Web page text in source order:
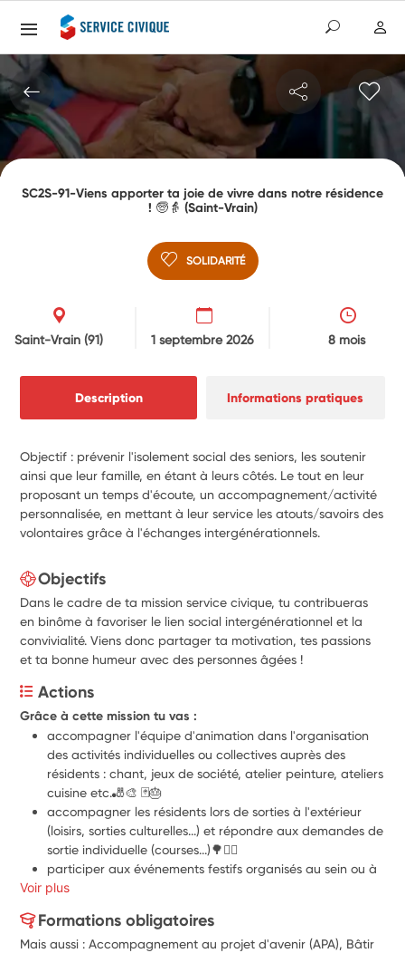
SC2S-91-Viens apporter ta joie de vivre dans notre résidence
! 🧓👵 (Saint-Vrain)
SOLIDARITÉ
Saint-Vrain (91) 1 septembre 2026 8 mois
Description Informations pratiques
Objectif : prévenir l'isolement social des seniors, les soutenir
ainsi que leur famille, en étant à leurs côtés. Le tout en leur
proposant un temps d'écoute, un accompagnement/activité
personnalisée, en mettant à leur service les atouts/savoirs des
volontaires grâce à l'échanges intergénérationnels.
Objectifs
Dans le cadre de ta mission service civique, tu contribueras
en binôme à favoriser le lien social intergénérationnel et la
convivialité. Viens donc partager ta motivation, tes passions
et ta bonne humeur avec des personnes âgées !
Actions
Grâce à cette mission tu vas :
accompagner l'équipe d'animation dans l'organisation
des activités individuelles ou collectives auprès des
résidents : chant, jeux de société, atelier peinture, ateliers
cuisine etc.🎳🎨 🃏🎂
accompagner les résidents lors de sorties à l'extérieur
(loisirs, sorties culturelles...) et répondre aux demandes de
sortie individuelle (courses...)🌳🚶‍♀️
participer aux événements festifs organisés au sein ou à
l'extérieur de la structure
transmettre des connaissances numériques aux
personnes âgées pour favoriser le lien avec l'extérieur
Voir plus
Formations obligatoires
Mais aussi : Accompagnement au projet d'avenir (APA), Bâtir